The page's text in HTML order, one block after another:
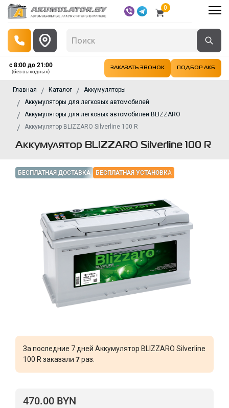
0
с 8:00 до 21:00
(без выходных)
ЗАКАЗАТЬ ЗВОНОК ПОДБОР АКБ
Главная Каталог
Аккумуляторы
Аккумуляторы для легковых автомобилей
Аккумуляторы для легковых автомобилей BLIZZARO
Аккумулятор BLIZZARO Silverline 100 R
Аккумулятор BLIZZARO Silverline 100 R
БЕСПЛАТНАЯ ДОСТАВКА БЕСПЛАТНАЯ УСТАНОВКА
За последние 7 дней Аккумулятор BLIZZARO Silverline
100 R заказали 7раз.
470.00 BYN